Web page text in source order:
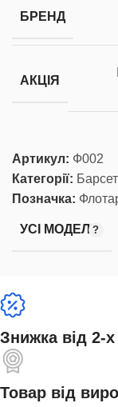
БРЕНД
АКЦІЯ
Артикул: Ф002
Категорії:
Позначка:
УСІ МОДЕЛІ
Знижка від 2-
Товар від